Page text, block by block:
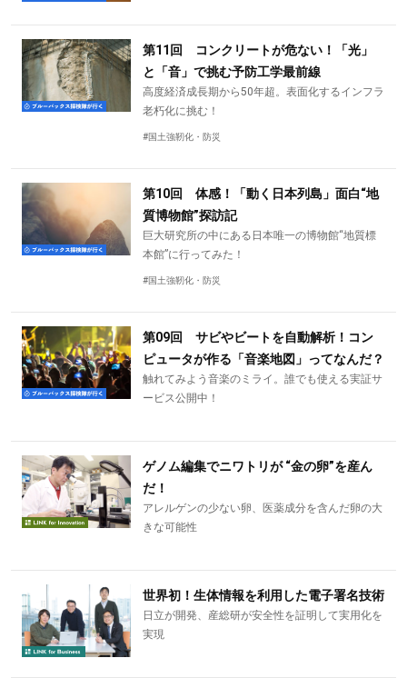
第11回 コンクリートが危ない！「光」
と「音」で挑む予防工学最前線
高度経済成長期から50年超。表面化するインフラ
老朽化に挑む！
#国土強靭化・防災
第10回 体感！「動く日本列島」面白“地
質博物館”探訪記
巨大研究所の中にある日本唯一の博物館“地質標
本館”に行ってみた！
#国土強靭化・防災
第09回 サビやビートを自動解析！コン
ピュータが作る「音楽地図」ってなんだ？
触れてみよう音楽のミライ。誰でも使える実証サ
ービス公開中！
ゲノム編集でニワトリが “金の卵”を産ん
だ！
アレルゲンの少ない卵、医薬成分を含んだ卵の大
きな可能性
世界初！生体情報を利用した電子署名技術
日立が開発、産総研が安全性を証明して実用化を
実現